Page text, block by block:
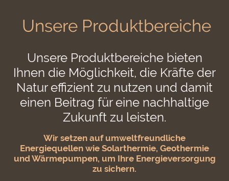
Unsere Produktbereiche
Unsere Produktbereiche bieten
Ihnen die Möglichkeit, die Kräfte der
Natur effizient zu nutzen und damit
einen Beitrag für eine nachhaltige
Zukunft zu leisten.
Wir setzen auf umweltfreundliche
Energiequellen wie Solarthermie, Geothermie
und Wärmepumpen, um Ihre Energieversorgung
zu sichern.